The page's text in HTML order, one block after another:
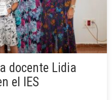
docente Lidia
el IES